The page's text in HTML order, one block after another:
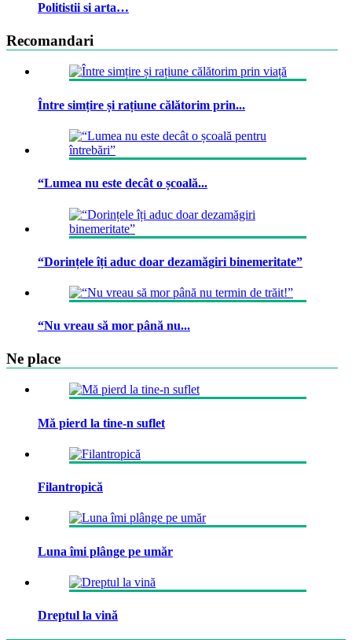
Politistii si arta…
Recomandari
Între simțire și rațiune călătorim prin...
“Lumea nu este decât o școală...
“Dorințele îți aduc doar dezamăgiri binemeritate”
“Nu vreau să mor până nu...
Ne place
Mă pierd la tine-n suflet
Filantropică
Luna îmi plânge pe umăr
Dreptul la vină